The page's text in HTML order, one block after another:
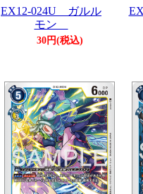
EX12-024U ガルル
モン
30円(税込)